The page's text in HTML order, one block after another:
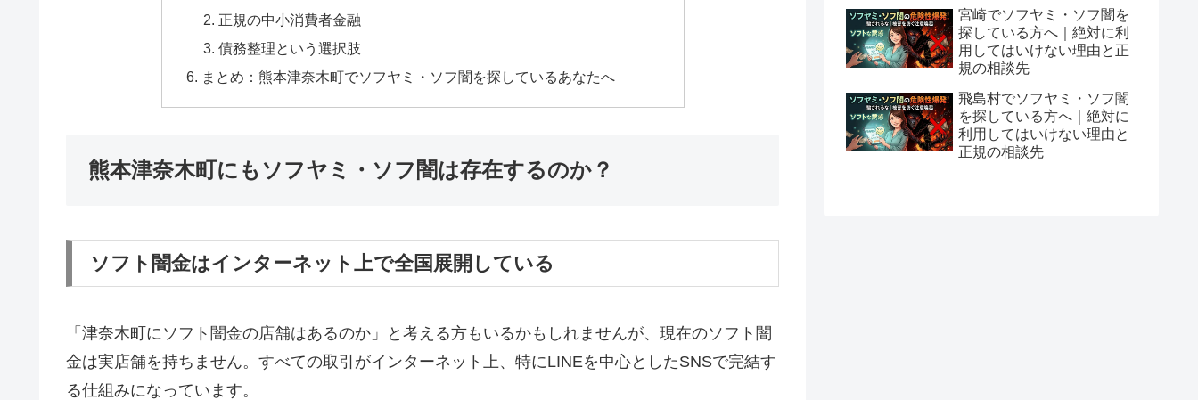
正規の中小消費者金融
債務整理という選択肢
まとめ：熊本津奈木町でソフヤミ・ソフ闇を探しているあなたへ
熊本津奈木町にもソフヤミ・ソフ闇は存在するのか？
ソフト闇金はインターネット上で全国展開している
「津奈木町にソフト闇金の店舗はあるのか」と考える方もいるかもしれませんが、現在のソフト闇
金は実店舗を持ちません。すべての取引がインターネット上、特にLINEを中心としたSNSで完結す
る仕組みになっています。
宮崎でソフヤミ・ソフ闇を
探している方へ｜絶対に利
用してはいけない理由と正
規の相談先
飛島村でソフヤミ・ソフ闇
を探している方へ｜絶対に
利用してはいけない理由と
正規の相談先